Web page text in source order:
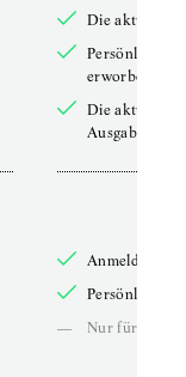
Die aktuelle
Persönliches
erworbenen
Die aktuelle
Ausgabe
Anmelden
Persönliche
—
Nur für